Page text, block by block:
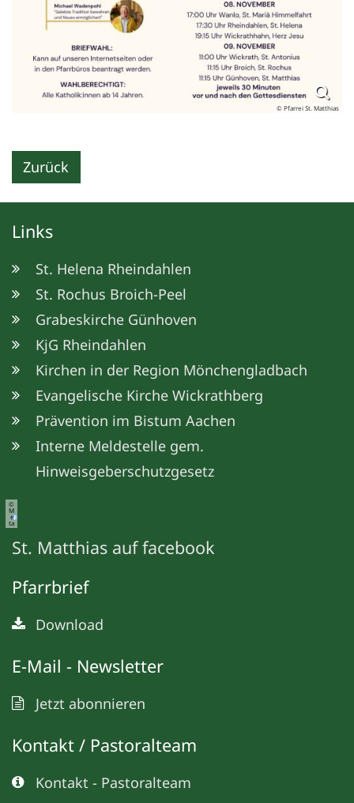
© Pfarrei St. Matthias
Zurück
Links
St. Helena Rheindahlen
St. Rochus Broich-Peel
Grabeskirche Günhoven
KjG Rheindahlen
Kirchen in der Region Mönchengladbach
Evangelische Kirche Wickrathberg
Prävention im Bistum Aachen
Interne Meldestelle gem.
Hinweisgeberschutzgesetz
©
M
e
ta
St. Matthias auf facebook
Pfarrbrief
Download
E-Mail - Newsletter
Jetzt abonnieren
Kontakt / Pastoralteam
Kontakt - Pastoralteam